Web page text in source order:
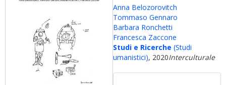
Anna Belozorovitch
Tommaso Gennaro
Barbara Ronchetti
Francesca Zaccone
Studi e Ricerche (Studi
umanistici), 2020Interculturale